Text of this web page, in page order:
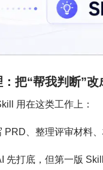
把“帮我判断”改
用在这类工作上：
、整理评审材料、
先打底，但第一版